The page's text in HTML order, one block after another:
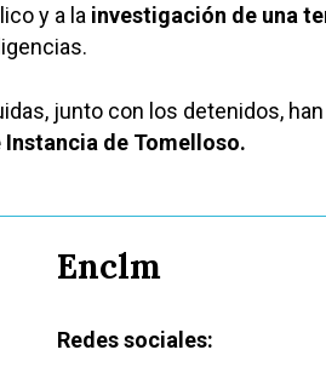
y a la investigación de una
junto con los detenidos,
Instancia de Tomelloso.
Enclm
Redes sociales: